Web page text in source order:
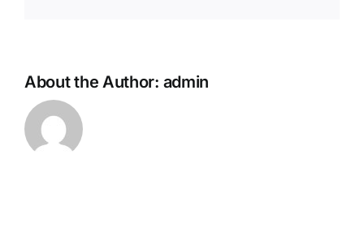
About the Author: admin